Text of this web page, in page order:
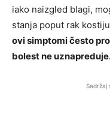
iako naizgled blagi,
stanja poput rak kostiju
ovi simptomi često
bolest ne
Sadržaj